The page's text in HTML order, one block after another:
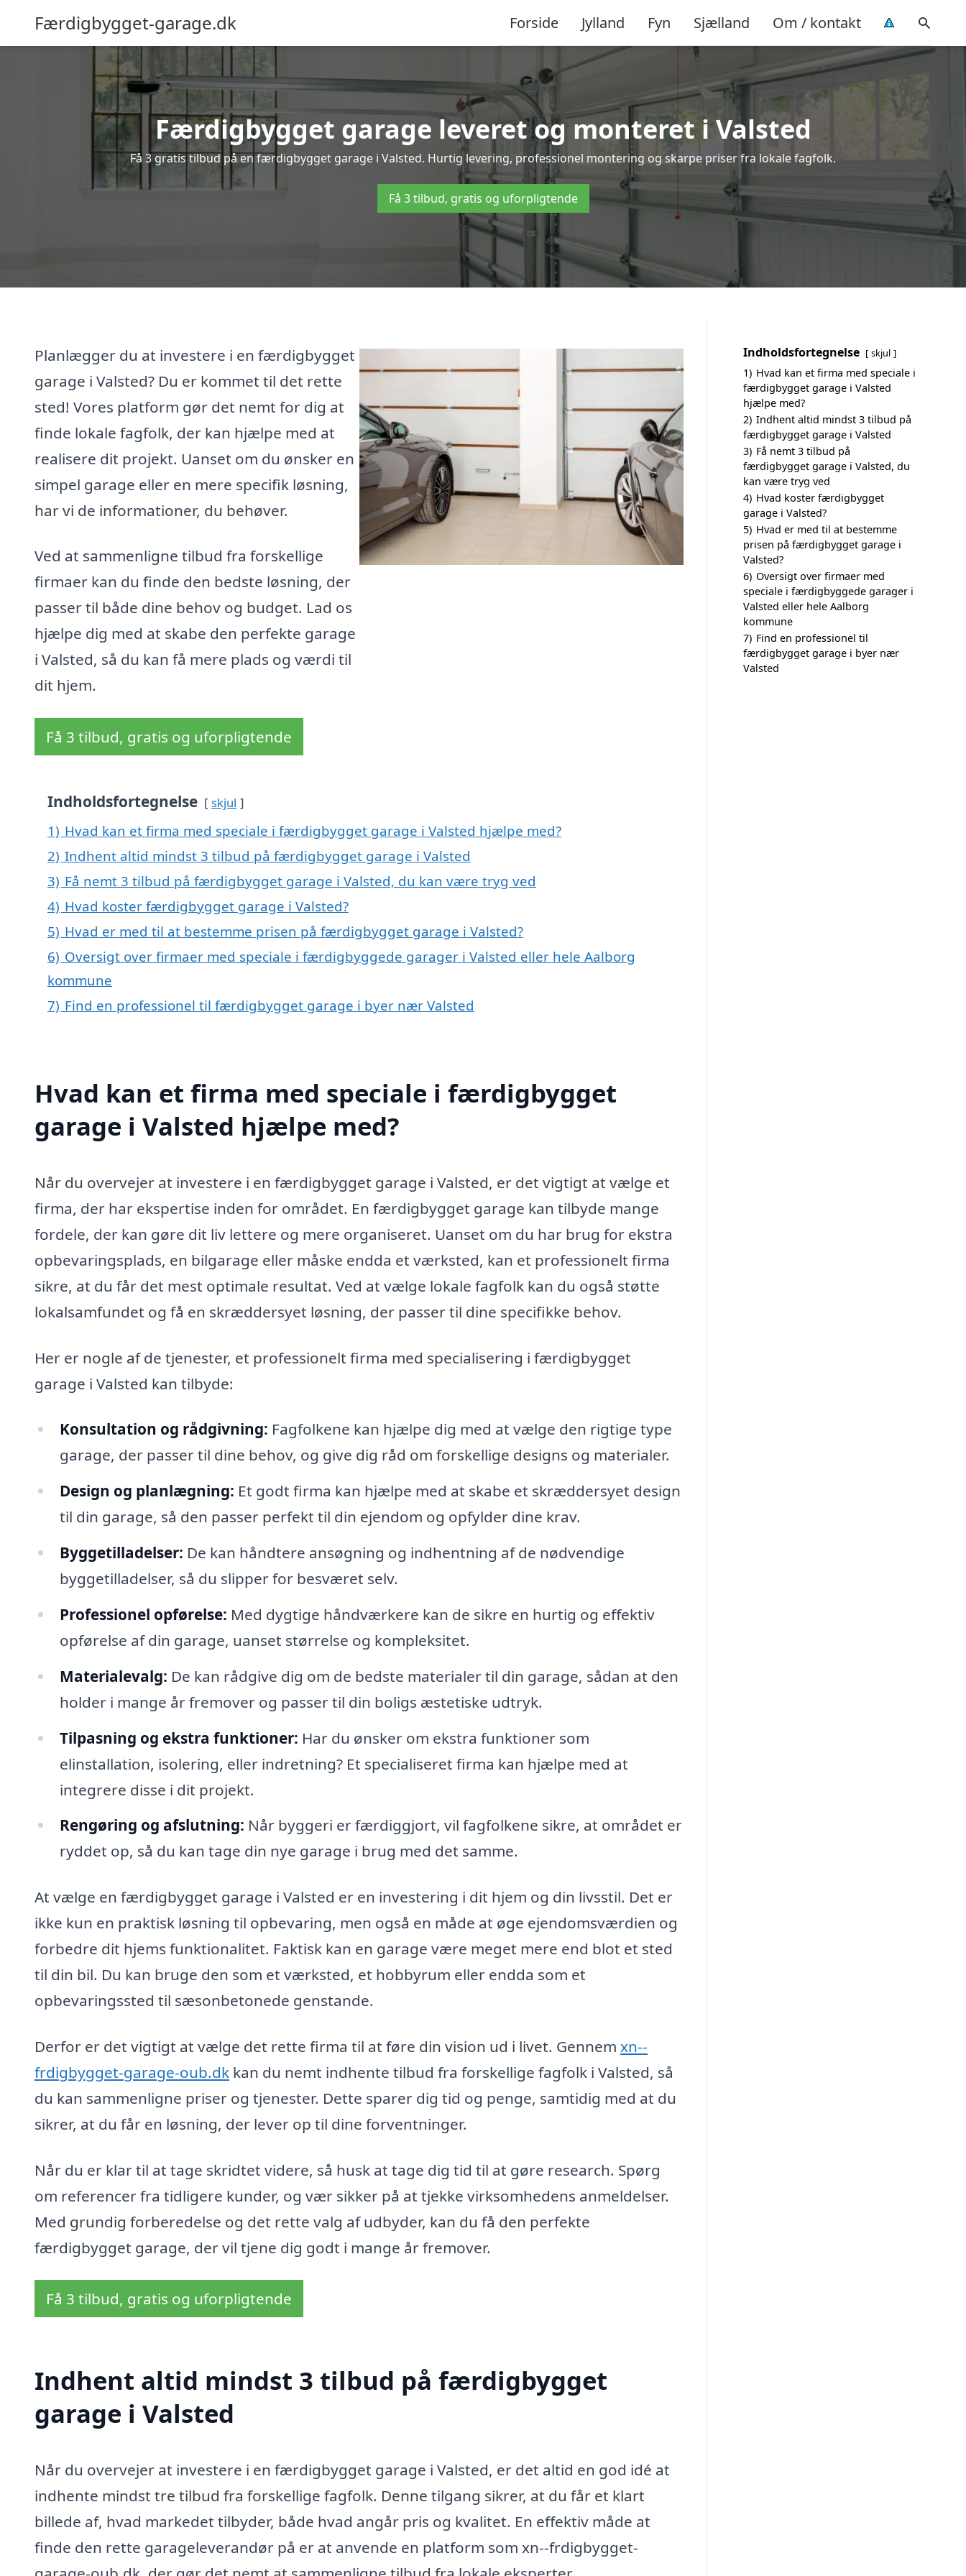
Færdigbygget-garage.dk Forside Jylland Fyn Sjælland Om / kontakt
Færdigbygget garage leveret og monteret i Valsted
Få 3 gratis tilbud på en færdigbygget garage i Valsted. Hurtig levering, professionel montering og skarpe priser fra lokale fagfolk.
Få 3 tilbud, gratis og uforpligtende
Planlægger du at investere i en færdigbygget
garage i Valsted? Du er kommet til det rette
sted! Vores platform gør det nemt for dig at
finde lokale fagfolk, der kan hjælpe med at
realisere dit projekt. Uanset om du ønsker en
simpel garage eller en mere specifik løsning,
har vi de informationer, du behøver.
Ved at sammenligne tilbud fra forskellige
firmaer kan du finde den bedste løsning, der
passer til både dine behov og budget. Lad os
hjælpe dig med at skabe den perfekte garage
i Valsted, så du kan få mere plads og værdi til
dit hjem.
Få 3 tilbud, gratis og uforpligtende
Indholdsfortegnelse skjul
1) Hvad kan et firma med speciale i færdigbygget garage i Valsted hjælpe med?
2) Indhent altid mindst 3 tilbud på færdigbygget garage i Valsted
3) Få nemt 3 tilbud på færdigbygget garage i Valsted, du kan være tryg ved
4) Hvad koster færdigbygget garage i Valsted?
5) Hvad er med til at bestemme prisen på færdigbygget garage i Valsted?
6) Oversigt over firmaer med speciale i færdigbyggede garager i Valsted eller hele Aalborg
kommune
7) Find en professionel til færdigbygget garage i byer nær Valsted
Hvad kan et firma med speciale i færdigbygget
garage i Valsted hjælpe med?
Når du overvejer at investere i en færdigbygget garage i Valsted, er det vigtigt at vælge et
firma, der har ekspertise inden for området. En færdigbygget garage kan tilbyde mange
fordele, der kan gøre dit liv lettere og mere organiseret. Uanset om du har brug for ekstra
opbevaringsplads, en bilgarage eller måske endda et værksted, kan et professionelt firma
sikre, at du får det mest optimale resultat. Ved at vælge lokale fagfolk kan du også støtte
lokalsamfundet og få en skræddersyet løsning, der passer til dine specifikke behov.
Her er nogle af de tjenester, et professionelt firma med specialisering i færdigbygget
garage i Valsted kan tilbyde:
Konsultation og rådgivning: Fagfolkene kan hjælpe dig med at vælge den rigtige type
garage, der passer til dine behov, og give dig råd om forskellige designs og materialer.
Design og planlægning: Et godt firma kan hjælpe med at skabe et skræddersyet design
til din garage, så den passer perfekt til din ejendom og opfylder dine krav.
Byggetilladelser: De kan håndtere ansøgning og indhentning af de nødvendige
byggetilladelser, så du slipper for besværet selv.
Professionel opførelse: Med dygtige håndværkere kan de sikre en hurtig og effektiv
opførelse af din garage, uanset størrelse og kompleksitet.
Materialevalg: De kan rådgive dig om de bedste materialer til din garage, sådan at den
holder i mange år fremover og passer til din boligs æstetiske udtryk.
Tilpasning og ekstra funktioner: Har du ønsker om ekstra funktioner som
elinstallation, isolering, eller indretning? Et specialiseret firma kan hjælpe med at
integrere disse i dit projekt.
Rengøring og afslutning: Når byggeri er færdiggjort, vil fagfolkene sikre, at området er
ryddet op, så du kan tage din nye garage i brug med det samme.
At vælge en færdigbygget garage i Valsted er en investering i dit hjem og din livsstil. Det er
ikke kun en praktisk løsning til opbevaring, men også en måde at øge ejendomsværdien og
forbedre dit hjems funktionalitet. Faktisk kan en garage være meget mere end blot et sted
til din bil. Du kan bruge den som et værksted, et hobbyrum eller endda som et
opbevaringssted til sæsonbetonede genstande.
Derfor er det vigtigt at vælge det rette firma til at føre din vision ud i livet. Gennem xn--
frdigbygget-garage-oub.dk kan du nemt indhente tilbud fra forskellige fagfolk i Valsted, så
du kan sammenligne priser og tjenester. Dette sparer dig tid og penge, samtidig med at du
sikrer, at du får en løsning, der lever op til dine forventninger.
Når du er klar til at tage skridtet videre, så husk at tage dig tid til at gøre research. Spørg
om referencer fra tidligere kunder, og vær sikker på at tjekke virksomhedens anmeldelser.
Med grundig forberedelse og det rette valg af udbyder, kan du få den perfekte
færdigbygget garage, der vil tjene dig godt i mange år fremover.
Få 3 tilbud, gratis og uforpligtende
Indhent altid mindst 3 tilbud på færdigbygget
garage i Valsted
Når du overvejer at investere i en færdigbygget garage i Valsted, er det altid en god idé at
indhente mindst tre tilbud fra forskellige fagfolk. Denne tilgang sikrer, at du får et klart
billede af, hvad markedet tilbyder, både hvad angår pris og kvalitet. En effektiv måde at
finde den rette garageleverandør på er at anvende en platform som xn--frdigbygget-
Indholdsfortegnelse skjul
1) Hvad kan et firma med speciale i
færdigbygget garage i Valsted
hjælpe med?
2) Indhent altid mindst 3 tilbud på
færdigbygget garage i Valsted
3) Få nemt 3 tilbud på
færdigbygget garage i Valsted, du
kan være tryg ved
4) Hvad koster færdigbygget
garage i Valsted?
5) Hvad er med til at bestemme
prisen på færdigbygget garage i
Valsted?
6) Oversigt over firmaer med
speciale i færdigbyggede garager i
Valsted eller hele Aalborg
kommune
7) Find en professionel til
færdigbygget garage i byer nær
Valsted